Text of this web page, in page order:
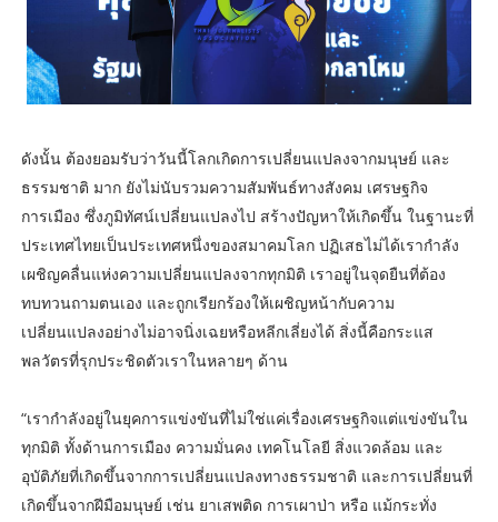
ดังนั้น ต้องยอมรับว่าวันนี้โลกเกิดการเปลี่ยนแปลงจากมนุษย์ และ
ธรรมชาติ มาก ยังไม่นับรวมความสัมพันธ์ทางสังคม เศรษฐกิจ
การเมือง ซึ่งภูมิทัศน์เปลี่ยนแปลงไป สร้างปัญหาให้เกิดขึ้น ในฐานะที่
ประเทศไทยเป็นประเทศหนึ่งของสมาคมโลก ปฏิเสธไม่ได้เรากำลัง
เผชิญคลื่นแห่งความเปลี่ยนแปลงจากทุกมิติ เราอยู่ในจุดยืนที่ต้อง
ทบทวนถามตนเอง และถูกเรียกร้องให้เผชิญหน้ากับความ
เปลี่ยนแปลงอย่างไม่อาจนิ่งเฉยหรือหลีกเลี่ยงได้ สิ่งนี้คือกระแส
พลวัตรที่รุกประชิดตัวเราในหลายๆ ด้าน
“เรากำลังอยู่ในยุคการแข่งขันที่ไม่ใช่แค่เรื่องเศรษฐกิจแต่แข่งขันใน
ทุกมิติ ทั้งด้านการเมือง ความมั่นคง เทคโนโลยี สิ่งแวดล้อม และ
อุบัติภัยที่เกิดขึ้นจากการเปลี่ยนแปลงทางธรรมชาติ และการเปลี่ยนที่
เกิดขึ้นจากฝีมือมนุษย์ เช่น ยาเสพติด การเผาป่า หรือ แม้กระทั่ง